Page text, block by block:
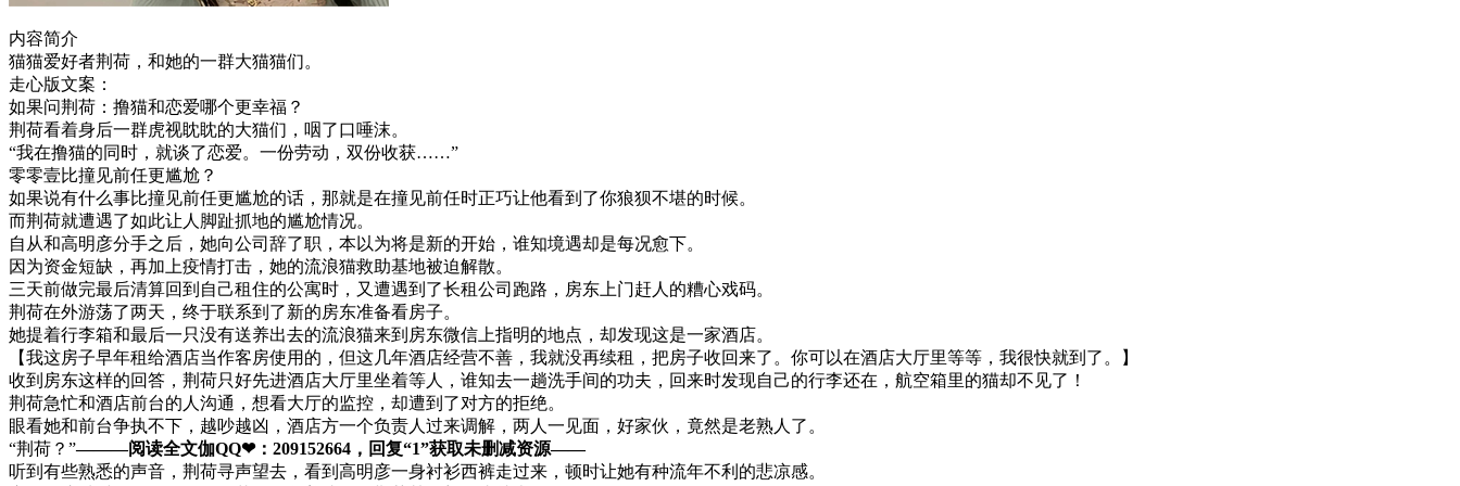
内容简介
猫猫爱好者荆荷，和她的一群大猫猫们。
走心版文案：
如果问荆荷：撸猫和恋爱哪个更幸福？
荆荷看着身后一群虎视眈眈的大猫们，咽了口唾沫。
“我在撸猫的同时，就谈了恋爱。一份劳动，双份收获……”
零零壹比撞见前任更尴尬？
如果说有什么事比撞见前任更尴尬的话，那就是在撞见前任时正巧让他看到了你狼狈不堪的时候。
而荆荷就遭遇了如此让人脚趾抓地的尴尬情况。
自从和高明彦分手之后，她向公司辞了职，本以为将是新的开始，谁知境遇却是每况愈下。
因为资金短缺，再加上疫情打击，她的流浪猫救助基地被迫解散。
三天前做完最后清算回到自己租住的公寓时，又遭遇到了长租公司跑路，房东上门赶人的糟心戏码。
荆荷在外游荡了两天，终于联系到了新的房东准备看房子。
她提着行李箱和最后一只没有送养出去的流浪猫来到房东微信上指明的地点，却发现这是一家酒店。
【我这房子早年租给酒店当作客房使用的，但这几年酒店经营不善，我就没再续租，把房子收回来了。你可以在酒店大厅里等等，我很快就到了。】
收到房东这样的回答，荆荷只好先进酒店大厅里坐着等人，谁知去一趟洗手间的功夫，回来时发现自己的行李还在，航空箱里的猫却不见了！
荆荷急忙和酒店前台的人沟通，想看大厅的监控，却遭到了对方的拒绝。
眼看她和前台争执不下，越吵越凶，酒店方一个负责人过来调解，两人一见面，好家伙，竟然是老熟人了。
“荆荷？”———阅读全文伽QQ❤：209152664，回复“1”获取未删减资源—​​​​—
听到有些熟悉的声音，荆荷寻声望去，看到高明彦一身衬衫西裤走过来，顿时让她有种流年不利的悲凉感。